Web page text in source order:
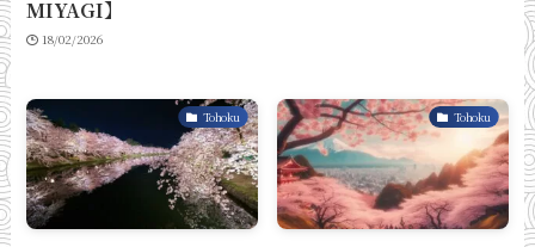
MIYAGI】
18/02/2026
Tohoku Tohoku